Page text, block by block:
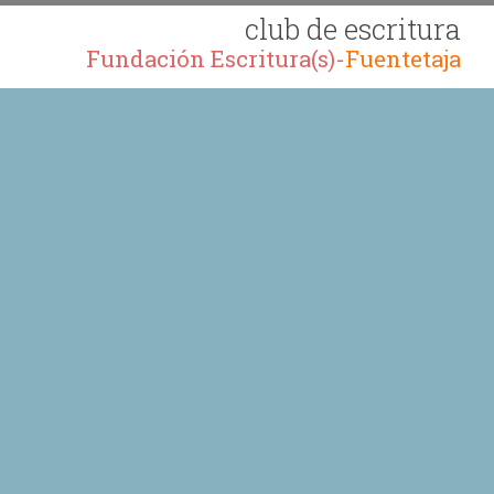
club de escritura
Fundación Escritura(s)-Fuentetaja